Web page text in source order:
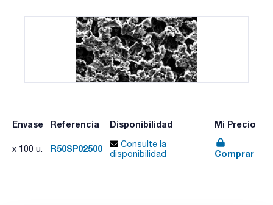
Envase Referencia Disponibilidad Mi Precio
x 100 u. R50SP02500
Consulte la
disponibilidad
Comprar